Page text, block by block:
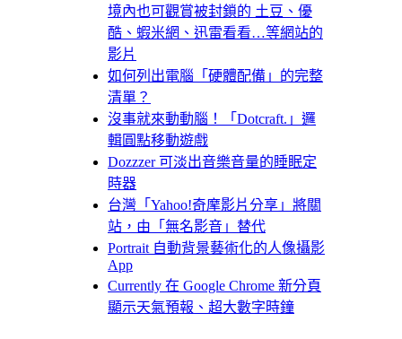
境內也可觀賞被封鎖的 土豆、優
酷、蝦米網、迅雷看看…等網站的
影片
如何列出電腦「硬體配備」的完整
清單？
沒事就來動動腦！「Dotcraft.」邏
輯圓點移動遊戲
Dozzzer 可淡出音樂音量的睡眠定
時器
台灣「Yahoo!奇摩影片分享」將關
站，由「無名影音」替代
Portrait 自動背景藝術化的人像攝影
App
Currently 在 Google Chrome 新分頁
顯示天氣預報、超大數字時鐘